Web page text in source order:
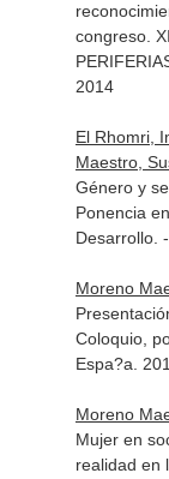
congreso.
2014
El Rhomri,
Maestro,
Género y
Ponencia
Desarrollo.
Moreno
Coloquio,
Espa?a.
Moreno
Mujer en
realidad en